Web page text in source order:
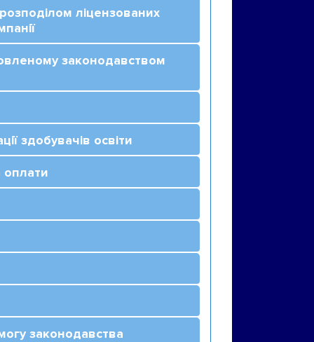
ліцензованих
законодавством
здобувачів освіти
оплати
законодавства